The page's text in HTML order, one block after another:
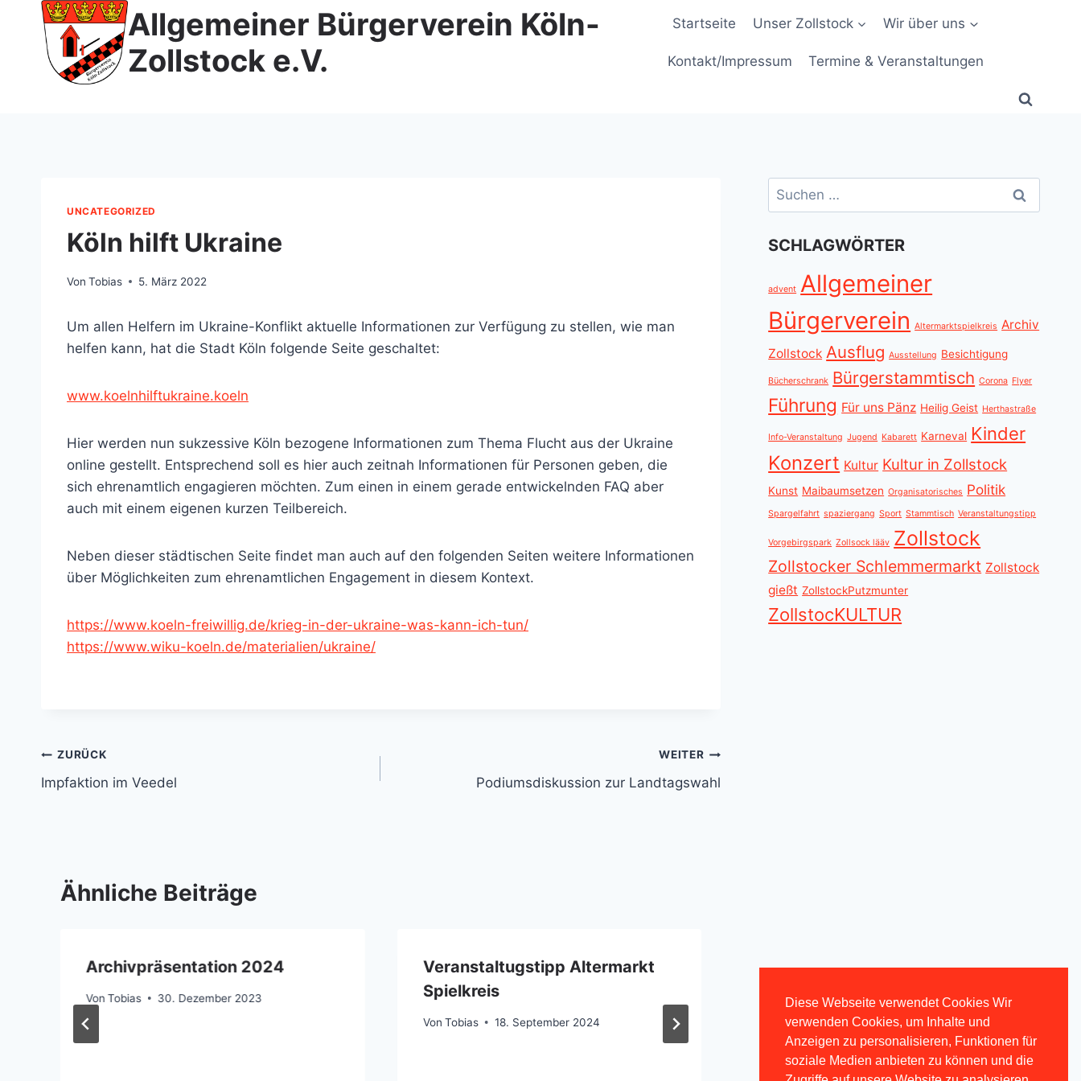
springen
Allgemeiner Bürgerverein Köln-
Zollstock e.V.
Startseite Unser Zollstock Wir über uns
Kontakt/Impressum Termine & Veranstaltungen
UNCATEGORIZED
Köln hilft Ukraine
Von Tobias 5. März 2022
Um allen Helfern im Ukraine-Konflikt aktuelle Informationen zur Verfügung zu stellen, wie man
helfen kann, hat die Stadt Köln folgende Seite geschaltet:
www.koelnhilftukraine.koeln
Hier werden nun sukzessive Köln bezogene Informationen zum Thema Flucht aus der Ukraine
online gestellt. Entsprechend soll es hier auch zeitnah Informationen für Personen geben, die
sich ehrenamtlich engagieren möchten. Zum einen in einem gerade entwickelnden FAQ aber
auch mit einem eigenen kurzen Teilbereich.
Neben dieser städtischen Seite findet man auch auf den folgenden Seiten weitere Informationen
über Möglichkeiten zum ehrenamtlichen Engagement in diesem Kontext.
https://www.koeln-freiwillig.de/krieg-in-der-ukraine-was-kann-ich-tun/
https://www.wiku-koeln.de/materialien/ukraine/
Beitragsnavigation
ZURÜCK
Impfaktion im Veedel
WEITER
Podiumsdiskussion zur Landtagswahl
Ähnliche Beiträge
Archivpräsentation 2024
Von Tobias 30. Dezember 2023
Veranstaltugstipp Altermarkt
Spielkreis
Von Tobias 18. September 2024
Bürgerstammtisch
Tobias 17. September 2023
Suchen
nach:
SCHLAGWÖRTER
advent Allgemeiner
Bürgerverein Altermarktspielkreis Archiv
Zollstock Ausflug Ausstellung Besichtigung
Bücherschrank Bürgerstammtisch Corona Flyer
Führung Für uns Pänz Heilig Geist Herthastraße
Info-Veranstaltung Jugend Kabarett Karneval Kinder
Konzert Kultur Kultur in Zollstock
Kunst Maibaumsetzen Organisatorisches Politik
Spargelfahrt spaziergang Sport Stammtisch Veranstaltungstipp
Vorgebirgspark Zollsock lääv Zollstock
Zollstocker Schlemmermarkt Zollstock
gießt ZollstockPutzmunter
ZollstocKULTUR
Diese Webseite verwendet Cookies Wir
verwenden Cookies, um Inhalte und
Anzeigen zu personalisieren, Funktionen für
soziale Medien anbieten zu können und die